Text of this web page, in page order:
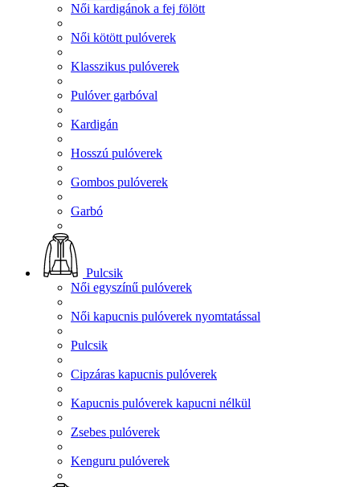
Női kardigánok a fej fölött
Női kötött pulóverek
Klasszikus pulóverek
Pulóver garbóval
Kardigán
Hosszú pulóverek
Gombos pulóverek
Garbó
Pulcsik
Női egyszínű pulóverek
Női kapucnis pulóverek nyomtatással
Pulcsik
Cipzáras kapucnis pulóverek
Kapucnis pulóverek kapucni nélkül
Zsebes pulóverek
Kenguru pulóverek